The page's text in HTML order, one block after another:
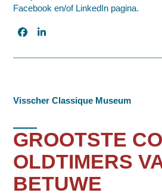
Facebook en/of LinkedIn pagina.
Visscher Classique Museum
GROOTSTE
OLDTIMERS
BETUWE